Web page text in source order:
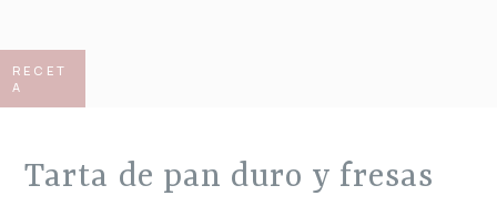
RECET
A
tarta de pan duro y fresas